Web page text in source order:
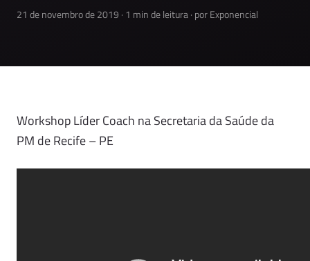
21 de novembro de 2019 · 1 min de leitura · por Exponencial
Workshop Líder Coach na Secretaria da Saúde da
PM de Recife – PE